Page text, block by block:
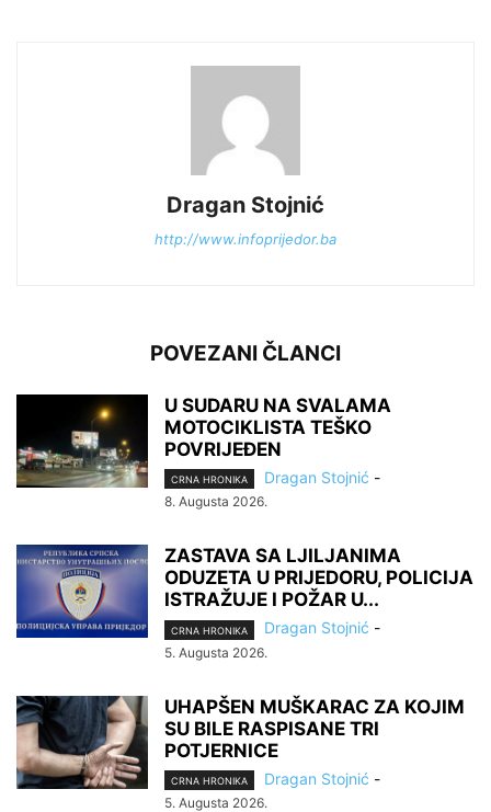
Dragan Stojnić
http://www.infoprijedor.ba
POVEZANI ČLANCI
U SUDARU NA SVALAMA
MOTOCIKLISTA TEŠKO
POVRIJEĐEN
CRNA HRONIKA Dragan Stojnić -
8. Augusta 2026.
ZASTAVA SA LJILJANIMA
ODUZETA U PRIJEDORU, POLICIJA
ISTRAŽUJE I POŽAR U...
CRNA HRONIKA Dragan Stojnić -
5. Augusta 2026.
UHAPŠEN MUŠKARAC ZA KOJIM
SU BILE RASPISANE TRI
POTJERNICE
CRNA HRONIKA Dragan Stojnić -
5. Augusta 2026.